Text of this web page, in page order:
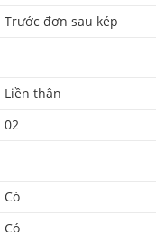
Trước đơn sau kép
Liền thân
02
Có
Có